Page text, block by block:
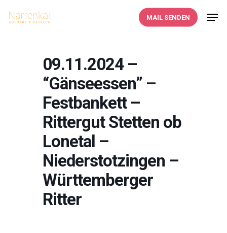
to
MAIL SENDEN
09.11.2024 –
“Gänseessen” –
Festbankett –
Rittergut Stetten ob
Lonetal –
Niederstotzingen –
Württemberger
Ritter